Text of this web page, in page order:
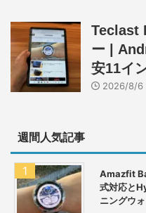
Teclast
ー |
安11イ
2026/8/6
週間人気記事
Amazfit
式対応と
ニングウ